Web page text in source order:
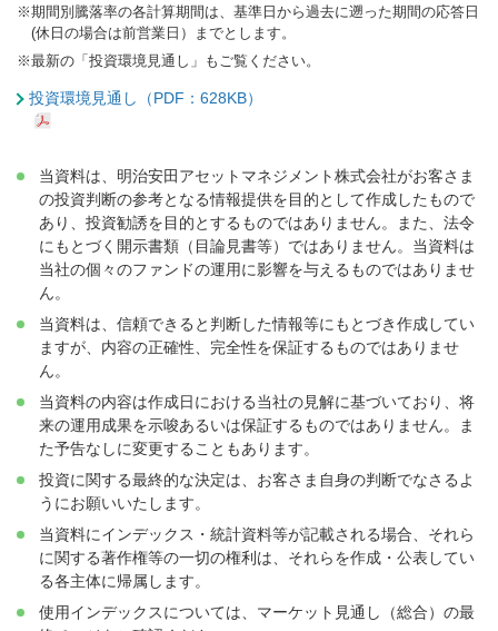
※期間別騰落率の各計算期間は、基準日から過去に遡った期間の応答日
(休日の場合は前営業日）までとします。
※最新の「投資環境見通し」もご覧ください。
投資環境見通し（PDF：628KB）
当資料は、明治安田アセットマネジメント株式会社がお客さま
の投資判断の参考となる情報提供を目的として作成したもので
あり、投資勧誘を目的とするものではありません。また、法令
にもとづく開示書類（目論見書等）ではありません。当資料は
当社の個々のファンドの運用に影響を与えるものではありませ
ん。
当資料は、信頼できると判断した情報等にもとづき作成してい
ますが、内容の正確性、完全性を保証するものではありませ
ん。
当資料の内容は作成日における当社の見解に基づいており、将
来の運用成果を示唆あるいは保証するものではありません。ま
た予告なしに変更することもあります。
投資に関する最終的な決定は、お客さま自身の判断でなさるよ
うにお願いいたします。
当資料にインデックス・統計資料等が記載される場合、それら
に関する著作権等の一切の権利は、それらを作成・公表してい
る各主体に帰属します。
使用インデックスについては、マーケット見通し（総合）の最